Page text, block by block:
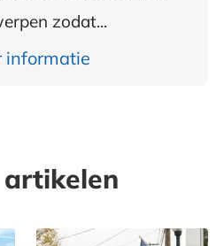
zodat...
informatie